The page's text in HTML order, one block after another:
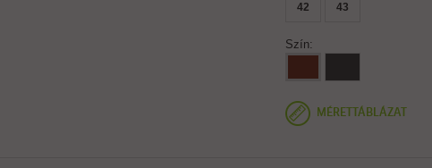
42 43
Szín:
MÉRETTÁBLÁZAT